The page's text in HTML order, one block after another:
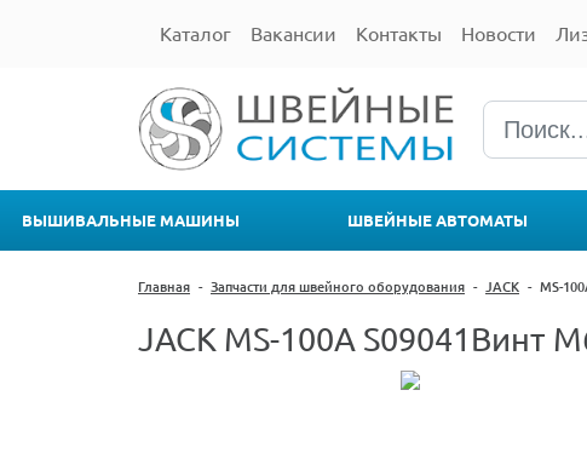
Каталог Вакансии Контакты Новости
ВЫШИВАЛЬНЫЕ МАШИНЫ ШВЕЙНЫЕ АВТОМАТЫ
Главная - Запчасти для швейного оборудования - JACK - MS-
JACK MS-100A S09041Винт